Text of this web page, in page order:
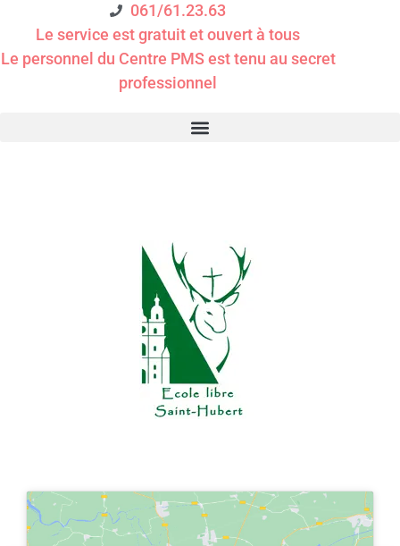
061/61.23.63
Le service est gratuit et ouvert à tous
Le personnel du Centre PMS est tenu au secret
professionnel